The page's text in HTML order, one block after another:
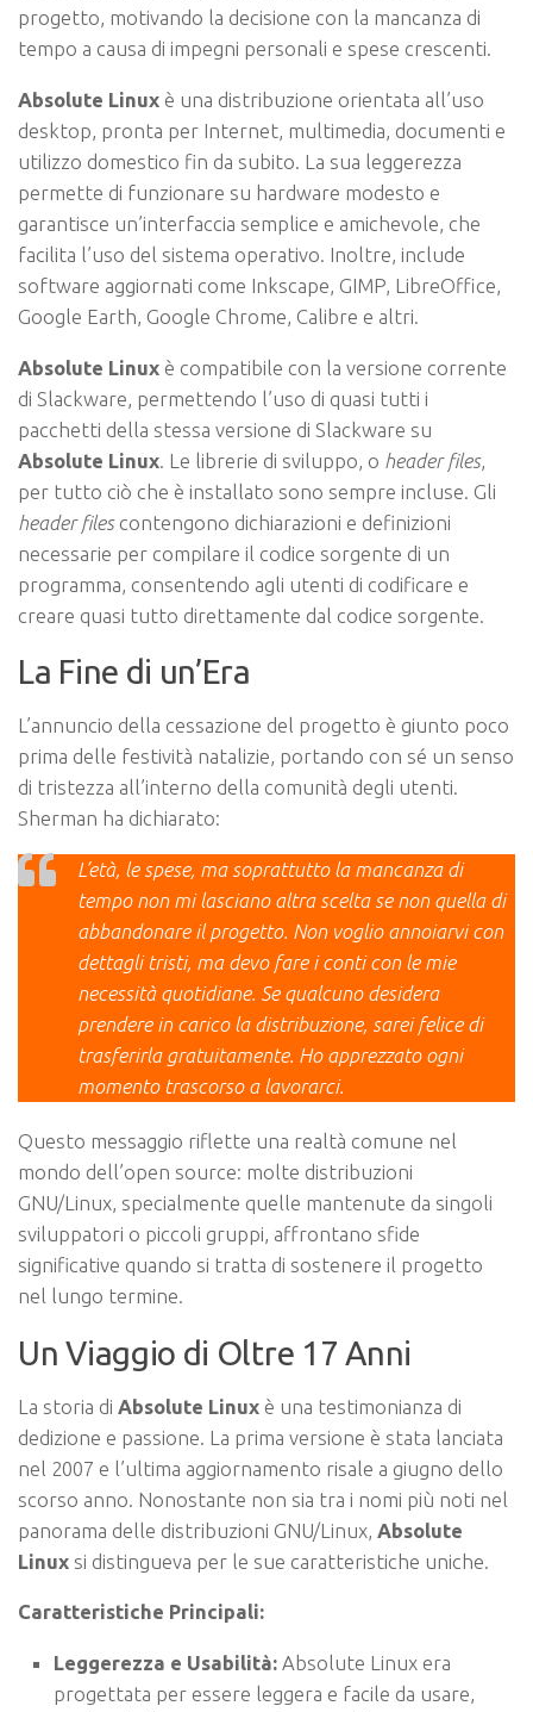
progetto, motivando la decisione con la mancanza di
tempo a causa di impegni personali e spese crescenti.
Absolute Linux è una distribuzione orientata all’uso
desktop, pronta per Internet, multimedia, documenti e
utilizzo domestico fin da subito. La sua leggerezza
permette di funzionare su hardware modesto e
garantisce un’interfaccia semplice e amichevole, che
facilita l’uso del sistema operativo. Inoltre, include
software aggiornati come Inkscape, GIMP, LibreOffice,
Google Earth, Google Chrome, Calibre e altri.
Absolute Linux è compatibile con la versione corrente
di Slackware, permettendo l’uso di quasi tutti i
pacchetti della stessa versione di Slackware su
Absolute Linux . Le librerie di sviluppo, o header files,
per tutto ciò che è installato sono sempre incluse. Gli
header filescontengono dichiarazioni e definizioni
necessarie per compilare il codice sorgente di un
programma, consentendo agli utenti di codificare e
creare quasi tutto direttamente dal codice sorgente.
La Fine di un’Era
L’annuncio della cessazione del progetto è giunto poco
prima delle festività natalizie, portando con sé un senso
di tristezza all’interno della comunità degli utenti.
Sherman ha dichiarato:
L’età, le spese, ma soprattutto la mancanza di
tempo non mi lasciano altra scelta se non quella di
abbandonare il progetto. Non voglio annoiarvi con
dettagli tristi, ma devo fare i conti con le mie
necessità quotidiane. Se qualcuno desidera
prendere in carico la distribuzione, sarei felice di
trasferirla gratuitamente. Ho apprezzato ogni
momento trascorso a lavorarci.
Questo messaggio riflette una realtà comune nel
mondo dell’open source: molte distribuzioni
GNU/Linux, specialmente quelle mantenute da singoli
sviluppatori o piccoli gruppi, affrontano sfide
significative quando si tratta di sostenere il progetto
nel lungo termine.
Un Viaggio di Oltre 17 Anni
La storia di Absolute Linux è una testimonianza di
dedizione e passione. La prima versione è stata lanciata
nel 2007 e l’ultima aggiornamento risale a giugno dello
scorso anno. Nonostante non sia tra i nomi più noti nel
panorama delle distribuzioni GNU/Linux, Absolute
Linux si distingueva per le sue caratteristiche uniche.
Caratteristiche Principali:
Leggerezza e Usabilità: Absolute Linux era
progettata per essere leggera e facile da usare,